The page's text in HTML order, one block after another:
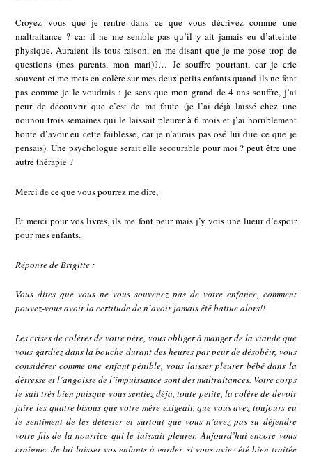
Croyez vous que je rentre dans ce que vous décrivez comme une
maltraitance ? car il ne me semble pas qu’il y ait jamais eu d’atteinte
physique. Auraient ils tous raison, en me disant que je me pose trop de
questions (mes parents, mon mari)?… Je souffre pourtant, car je crie
souvent et me mets en colère sur mes deux petits enfants quand ils ne font
pas comme je le voudrais : je sens que mon grand de 4 ans souffre, j’ai
peur de découvrir que c’est de ma faute (je l’ai déjà laissé chez une
nounou trois semaines qui le laissait pleurer à 6 mois et j’ai horriblement
honte d’avoir eu cette faiblesse, car je n’aurais pas osé lui dire ce que je
pensais). Une psychologue serait elle secourable pour moi ? peut être une
autre thérapie ?
Merci de ce que vous pourrez me dire,
Et merci pour vos livres, ils me font peur mais j’y vois une lueur d’espoir
pour mes enfants.
Réponse de Brigitte :
Vous dites que vous ne vous souvenez pas de votre enfance, comment
pouvez-vous avoir la certitude de n’avoir jamais été battue alors!!
Les crises de colères de votre père, vous obliger à manger de la viande que
vous gardiez dans la bouche durant des heures par peur de désobéir, vous
considérer comme une enfant pénible, vous laisser pleurer bébé dans la
détresse et l’angoisse de l’impuissance sont des maltraitances. Votre corps
le sait très bien puisque vous sentiez déjà, toute petite, la colère de devoir
faire les quatre bisous que votre mère exigeait, que vous avez toujours eu
le sentiment de les détester et surtout que vous n’avez pas su défendre
votre fils de la nourrice qui le laissait pleurer. Aujourd’hui encore vous
craignez de lui laisser vos enfants à garder, si vous aviez été bien traitée